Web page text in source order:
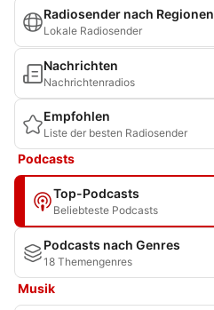
Radiosender nach Regionen
Lokale Radiosender
Nachrichten
Nachrichtenradios
Empfohlen
Liste der besten Radiosender
Podcasts
Top-Podcasts
Beliebteste Podcasts
Podcasts nach Genres
18 Themengenres
Musik